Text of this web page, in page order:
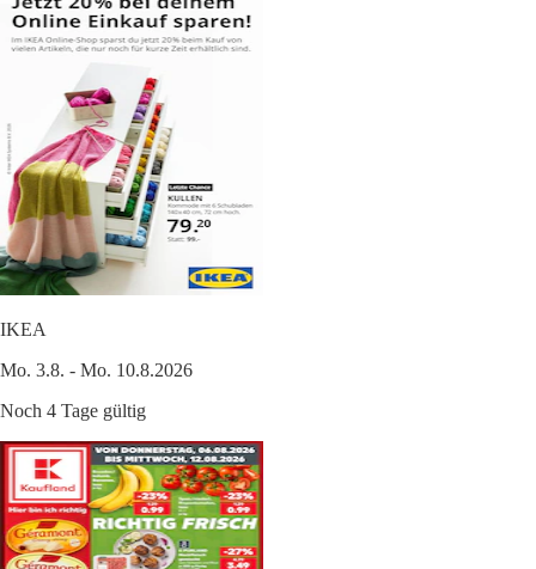
IKEA
Mo. 3.8. - Mo. 10.8.2026
Noch 4 Tage gültig